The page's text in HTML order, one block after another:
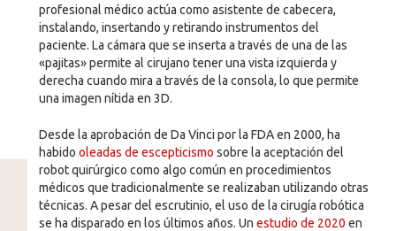
profesional médico actúa como asistente de cabecera,
instalando, insertando y retirando instrumentos del
paciente. La cámara que se inserta a través de una de las
«pajitas» permite al cirujano tener una vista izquierda y
derecha cuando mira a través de la consola, lo que permite
una imagen nítida en 3D.
Desde la aprobación de Da Vinci por la FDA en 2000, ha
habido oleadas de escepticismo sobre la aceptación del
robot quirúrgico como algo común en procedimientos
médicos que tradicionalmente se realizaban utilizando otras
técnicas. A pesar del escrutinio, el uso de la cirugía robótica
se ha disparado en los últimos años. Un estudio de 2020 en